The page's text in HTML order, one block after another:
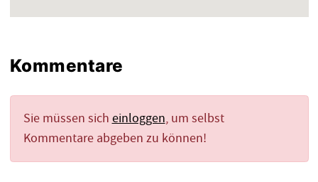
Kommentare
Sie müssen sich einloggen, um selbst
Kommentare abgeben zu können!